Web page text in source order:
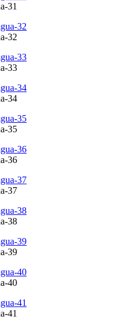
31
32
33
34
35
36
37
38
39
40
41